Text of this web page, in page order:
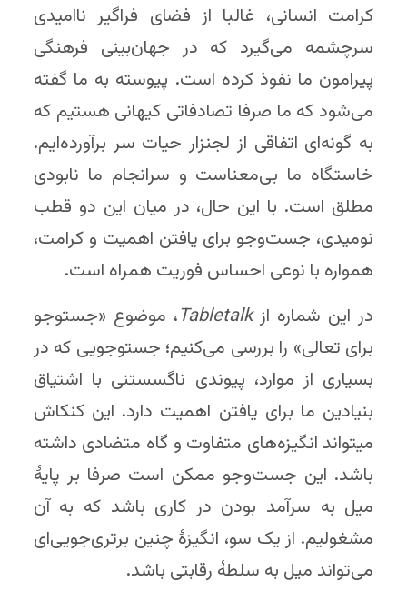
کرامت انسانی، غالبا از فضای فراگیر ناامیدی
سرچشمه می‌گیرد که در جهان‌بینی فرهنگی
پیرامون ما نفوذ کرده است. پیوسته به ما گفته
می‌شود که ما صرفا تصادفاتی کیهانی هستیم که
به گونه‌ای اتفاقی از لجنزار حیات سر برآورده‌ایم.
خاستگاه ما بی‌معناست و سرانجام ما نابودی
مطلق است. با این حال، در میان این دو قطب
نومیدی، جست‌وجو برای یافتن اهمیت و کرامت،
همواره با نوعی احساس فوریت همراه است.
در این شماره ازTabletalk، موضوع «جست­وجو
برای تعالی» را بررسی می‌کنیم؛ جست­وجویی که در
بسیاری از موارد، پیوندی ناگسستنی با اشتیاق
بنیادین ما برای یافتن اهمیت دارد. این کنکاش
می­تواند انگیزه‌های متفاوت و گاه متضادی داشته
باشد. این جست‌وجو ممکن است صرفا بر پایهٔ
میل به سرآمد بودن در کاری باشد که به آن
مشغولیم. از یک سو، انگیزهٔ چنین برتری‌جویی‌ای
می‌تواند میل به سلطهٔ رقابتی باشد.